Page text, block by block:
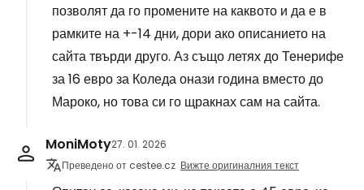
позволят да го промените на каквото и да е в
рамките на +-14 дни, дори ако описанието на
сайта твърди друго. Аз също летях до Тенерифе
за 16 евро за Коледа онази година вместо до
Мароко, но това си го щракнах сам на сайта.
MoniMoty27. 01. 2026
Преведено от cestee.cz Вижте оригиналния текст